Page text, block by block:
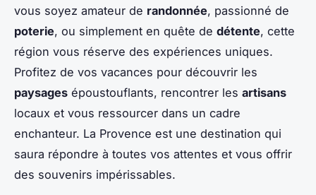
vous soyez amateur de randonnée, passionné de
poterie, ou simplement en quête de détente, cette
région vous réserve des expériences uniques.
Profitez de vos vacances pour découvrir les
paysages époustouflants, rencontrer les artisans
locaux et vous ressourcer dans un cadre
enchanteur. La Provence est une destination qui
saura répondre à toutes vos attentes et vous offrir
des souvenirs impérissables.